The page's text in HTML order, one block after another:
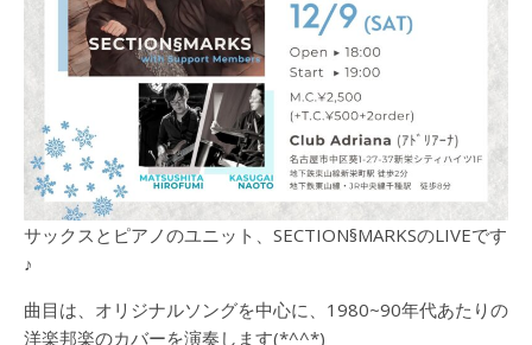
サックスとピアノのユニット、SECTION§MARKSのLIVEです
♪
曲目は、オリジナルソングを中心に、1980~90年代あたりの
洋楽邦楽のカバーを演奏します(*^^*)